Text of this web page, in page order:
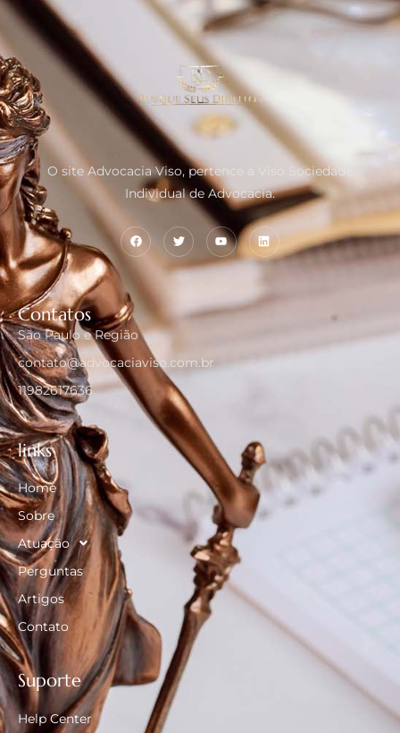
O site Advocacia Viso, pertence a Viso Sociedade
Individual de Advocacia.
Contatos
São Paulo e Região
contato@advocaciaviso.com.br
11982617636
links
Home
Sobre
Atuação
Perguntas
Artigos
Contato
Suporte
Help Center